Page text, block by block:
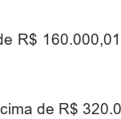
R$
de R$